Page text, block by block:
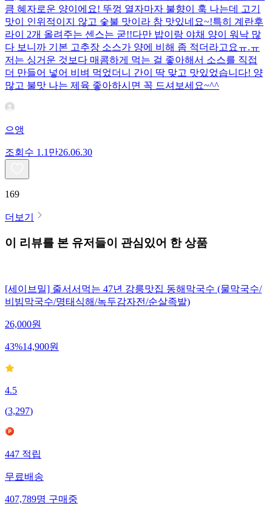
큼 혜자로운 양이에요! 뚜껑 열자마자 불향이 훅 나는데 고기
맛이 인위적이지 않고 숯불 맛이라 참 맛있네요~!특히 계란후
라이 2개 올려주는 센스는 굳!! ​다만 밥이랑 야채 양이 워낙 많
다 보니까 기본 고추장 소스가 양에 비해 좀 적더라고요ㅠ.ㅠ
저는 싱거운 것보다 매콤하게 먹는 걸 좋아해서 소스를 직접
더 만들어 넣어 비벼 먹었더니 간이 딱 맞고 맛있었습니다! 양
많고 불맛 나는 제육 좋아하시면 꼭 드셔보세요~^^
으앵
조회수 1.1만26.06.30
169
더보기
이 리뷰를 본 유저들이 관심있어 한 상품
[세이브밀] 줄서서먹는 47년 강릉맛집 동해막국수 (물막국수/
비빔막국수/명태식해/녹두감자전/순살족발)
26,000원
43%14,900원
4.5
(3,297)
447 적립
무료배송
407,789명 구매중